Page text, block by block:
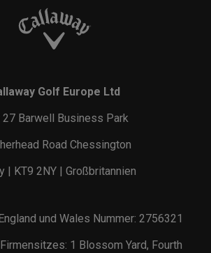
Golf Europe Ltd
27 Barwell Business Park
Road Chessington
| KT9 2NY | Großbritannien
und Wales Nummer: 2756321
1 Blossom Yard, Fourth